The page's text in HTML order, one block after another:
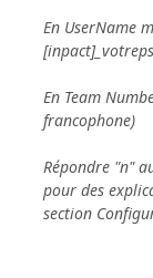
En UserName
En Team
francophone)
Répondre "n"
pour des
section